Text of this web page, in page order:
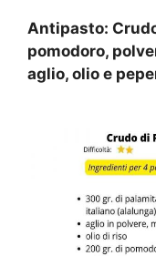
Antipasto:
pomodoro,
aglio, olio e